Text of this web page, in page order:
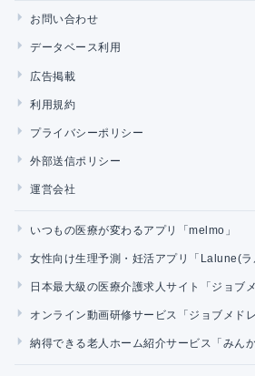
お問い合わせ
データベース利用
広告掲載
利用規約
プライバシーポリシー
外部送信ポリシー
運営会社
いつもの医療が変わるアプリ「melmo」
女性向け生理予測・妊活アプリ「Lalune(ラ
日本最大級の医療介護求人サイト「ジョブメ
オンライン動画研修サービス「ジョブメド
納得できる老人ホーム紹介サービス「みんか